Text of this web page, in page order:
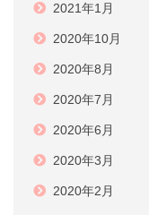
2021年1月
2020年10月
2020年8月
2020年7月
2020年6月
2020年3月
2020年2月